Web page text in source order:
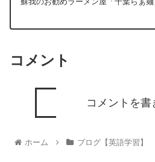
コメント
コメントを書
ホーム ブログ【英語学習】